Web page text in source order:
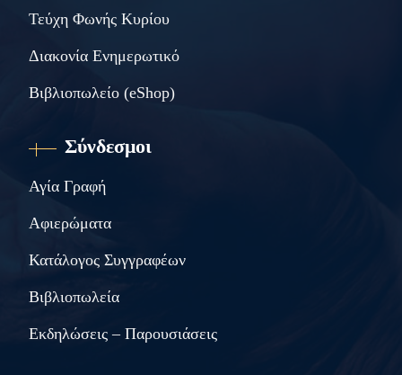
Τεύχη Φωνής Κυρίου
Διακονία Ενημερωτικό
Βιβλιοπωλείο (eShop)
Σύνδεσμοι
Αγία Γραφή
Αφιερώματα
Κατάλογος Συγγραφέων
Βιβλιοπωλεία
Εκδηλώσεις – Παρουσιάσεις